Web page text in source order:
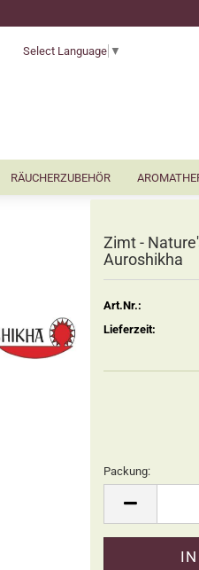
Suche...Select Language ▼
RÄUCHERZUBEHÖR
Zimt -
Auroshikha
Art.Nr.:
Lieferzeit:
Packung:
Packung